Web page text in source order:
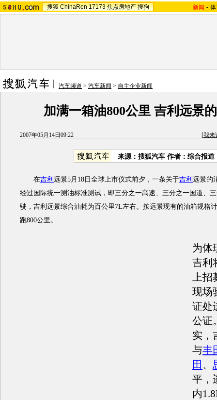
搜狐 ChinaRen 17173 焦点房地产 搜狗 新闻 -
汽车频道 > 汽车新闻 > 自主企业新闻
加满一箱油800公里 吉利远景
2007年05月14日09:22 [我来
来源：搜狐汽车 作者：综合报道
在吉利 远景5月18日全球上市仪式前夕，一条关于吉利 远景的
经过国际统一测油标准测试，即三分之一高速、三分之一国道、
驶，吉利远景综合油耗为百公里7L左右。按远景现有的油箱规格
跑800公里。
为体
吉利
上招
现场
证处
公证
实，
与丰
田 、
平，
内